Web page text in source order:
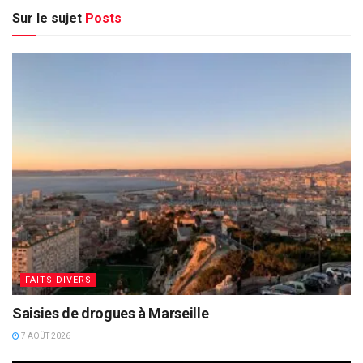
Sur le sujet Posts
FAITS DIVERS
Saisies de drogues à Marseille
7 AOÛT 2026